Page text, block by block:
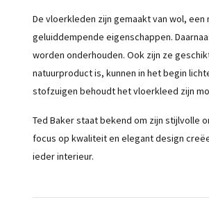
De vloerkleden zijn gemaakt van wol,
geluiddempende eigenschappen.
worden onderhouden. Ook zijn ze
natuurproduct is, kunnen in het begin
stofzuigen behoudt het vloerkleed zijn
Ted Baker staat bekend om zijn stijlvolle
focus op kwaliteit en elegant design
ieder interieur.